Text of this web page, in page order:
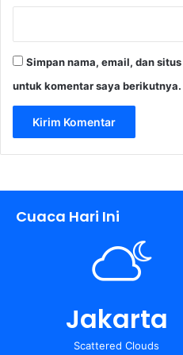
Simpan nama, email, dan
untuk komentar saya berikutnya.
Cuaca Hari Ini
Jakarta
Scattered Clouds